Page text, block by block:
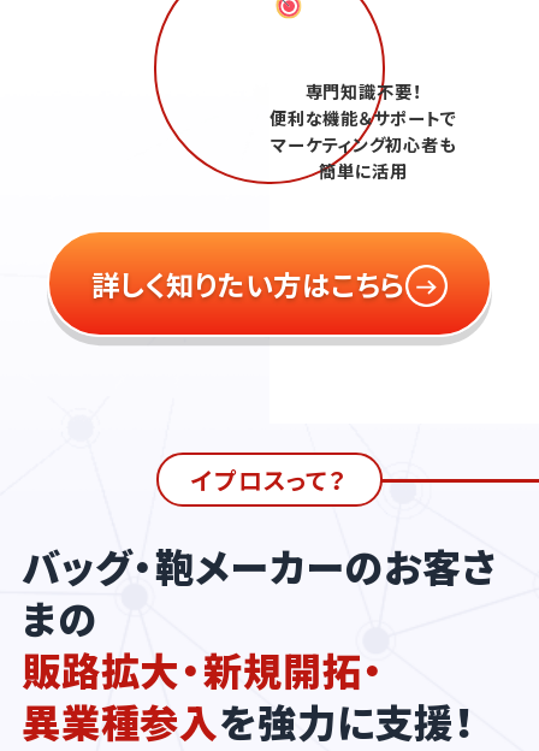
専門知識不要！
便利な機能＆サポートで
マーケティング初心者も
簡単に活用
詳しく知りたい方はこちら
イプロスって？
バッグ・鞄メーカーのお客さ
まの
販路拡大・新規開拓・
異業種参入を強力に支援！